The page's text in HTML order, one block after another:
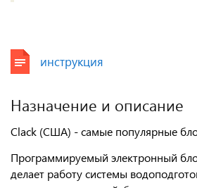
инструкция
Назначение и описание
Clack (США) - самые популярные
Программируемый электронный
делает работу системы